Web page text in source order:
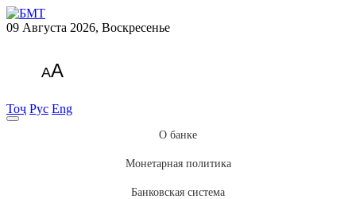
09 Августа 2026, Воскресенье
AA
Тоҷ Рус Eng
О банке
Монетарная политика
Банковская система